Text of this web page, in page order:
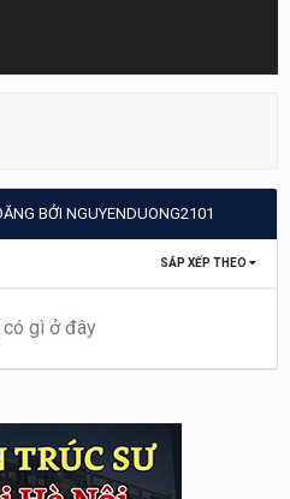
BỞI NGUYENDUONG2101
SẮP XẾP THEO
có gì ở đây